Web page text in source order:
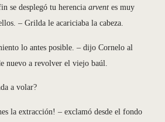
se desplegó tu herencia arvent es muy
– Grilda le acariciaba la cabeza.
lo antes posible. – dijo Cornelo al
nuevo a revolver el viejo baúl.
a volar?
la extracción! – exclamó desde el fondo